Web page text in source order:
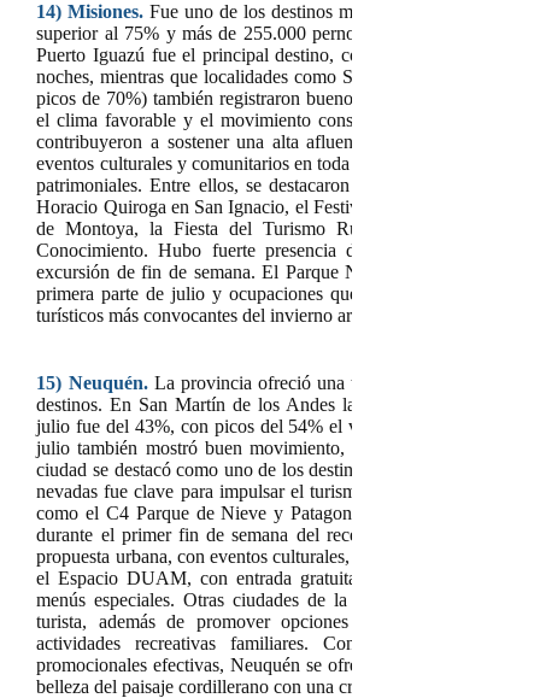
14) Misiones. Fue uno de los destinos más elegidos del país,
superior al 75% y más de 255.000 pernoctaciones registradas
Puerto Iguazú fue el principal destino, con una ocupación del
noches, mientras que localidades como San Ignacio (78%), El
picos de 70%) también registraron buenos niveles de
el clima favorable y el movimiento constante generado por el
contribuyeron a sostener una alta afluencia de visitantes. La
eventos culturales y comunitarios en toda la provincia, que
patrimoniales. Entre ellos, se destacaron la muestra cultural y
Horacio Quiroga en San Ignacio, el Festival Gurises al Teatro en
de Montoya, la Fiesta del Turismo Rural en Capioví y
Conocimiento. Hubo fuerte presencia de misioneros
excursión de fin de semana. El Parque Nacional Iguazú, que
primera parte de julio y ocupaciones que en algunos casos
turísticos más convocantes del invierno argentino.
15) Neuquén. La provincia ofreció una temporada con
destinos. En San Martín de los Andes la ocupación hotelera
julio fue del 43%, con picos del 54% el viernes 11 y el sábado
julio también mostró buen movimiento, con ocupaciones del
ciudad se destacó como uno de los destinos más elegidos de la
nevadas fue clave para impulsar el turismo, habilitando
como el C4 Parque de Nieve y Patagonia Point. En Neuquén
durante el primer fin de semana del receso, con estadías de 2
propuesta urbana, con eventos culturales, gastronomía y ferias.
el Espacio DUAM, con entrada gratuita y que incluyó
menús especiales. Otras ciudades de la provincia también
turista, además de promover opciones como caminatas con
actividades recreativas familiares. Con ocupación
promocionales efectivas, Neuquén se ofreció como un destino
belleza del paisaje cordillerano con una creciente propuesta